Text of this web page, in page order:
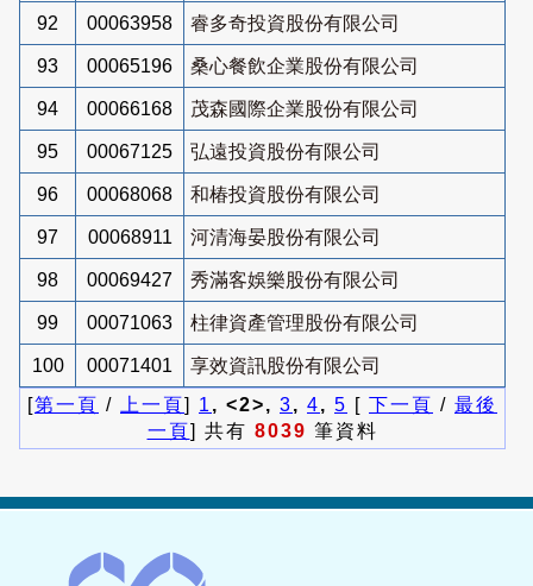
92 00063958 睿多奇投資股份有限公司
93 00065196 桑心餐飲企業股份有限公司
94 00066168 茂森國際企業股份有限公司
95 00067125 弘遠投資股份有限公司
96 00068068 和椿投資股份有限公司
97 00068911 河清海晏股份有限公司
98 00069427 秀滿客娛樂股份有限公司
99 00071063 柱律資產管理股份有限公司
100 00071401
享效資訊股份有限公司
[第一頁 / 上一頁] 1 , <2>, 3, 4, 5 [ 下一頁 / 最後
一頁] 共有 8039 筆資料